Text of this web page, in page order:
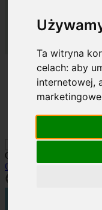
Ta witryna
celach:aby
internetowej,
marketingowe
Strona główna
Roczniki
Okładki
Prenumerata
Kontakt
Okładka: RN 5/1925
Okładki
»Rocznik 1925